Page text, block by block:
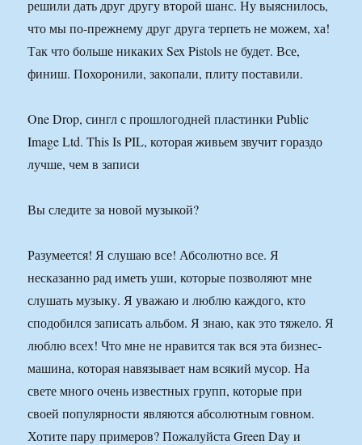
решили дать друг другу второй шанс. Ну выяснилось,
что мы по-прежнему друг друга терпеть не можем, ха!
Так что больше никаких Sex Pistols не будет. Все,
финиш. Похоронили, закопали, плиту поставили.
One Drop, сингл с прошлогодней пластинки Public
Image Ltd. This Is PIL, которая живьем звучит гораздо
лучше, чем в записи
Вы следите за новой музыкой?
Разумеется! Я слушаю все! Абсолютно все. Я
несказанно рад иметь уши, которые позволяют мне
слушать музыку. Я уважаю и люблю каждого, кто
сподобился записать альбом. Я знаю, как это тяжело. Я
люблю всех! Что мне не нравится так вся эта бизнес-
машина, которая навязывает нам всякий мусор. На
свете много очень известных групп, которые при
своей популярности являются абсолютным говном.
Хотите пару примеров? Пожалуйста Green Day и